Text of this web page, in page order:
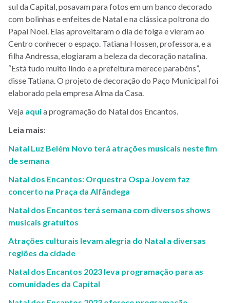
sul da Capital, posavam para fotos em um banco decorado
com bolinhas e enfeites de Natal e na clássica poltrona do
Papai Noel. Elas aproveitaram o dia de folga e vieram ao
Centro conhecer o espaço. Tatiana Hossen, professora, e a
filha Andressa, elogiaram a beleza da decoração natalina.
“Está tudo muito lindo e a prefeitura merece parabéns”,
disse Tatiana. O projeto de decoração do Paço Municipal foi
elaborado pela empresa Alma da Casa.
Veja aquia programação do Natal dos Encantos.
Leia mais:
Natal Luz Belém Novo terá atrações musicais neste fim
de semana
Natal dos Encantos: Orquestra Ospa Jovem faz
concerto na Praça da Alfândega
Natal dos Encantos terá semana com diversos shows
musicais gratuitos
Atrações culturais levam alegria do Natal a diversas
regiões da cidade
Natal dos Encantos 2023 leva programação para as
comunidades da Capital